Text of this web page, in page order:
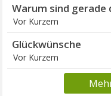
Warum sind gerade
Vor Kurzem
Glückwünsche
Vor Kurzem